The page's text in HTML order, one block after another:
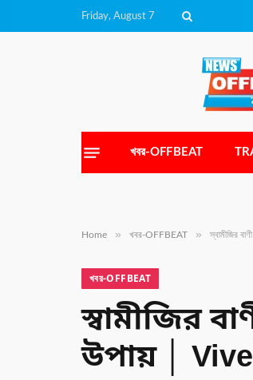
Friday, August 7
খবর-OFFBEAT
Home » খবর-OFFBEAT » স্বামীজির
খবর-OFFBEAT
স্বামীজির
উপায় │